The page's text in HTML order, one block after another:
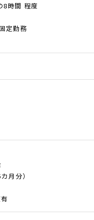
8時間 程度
定勤務
月分）